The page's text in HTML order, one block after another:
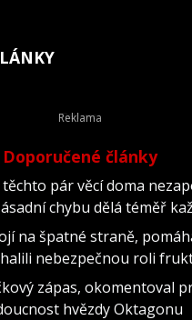
Doporučené články
pár věcí doma
chybu dělá téměř
na špatné straně,
nebezpečnou roli
zápas, okomentoval
hvězdy Oktagonu